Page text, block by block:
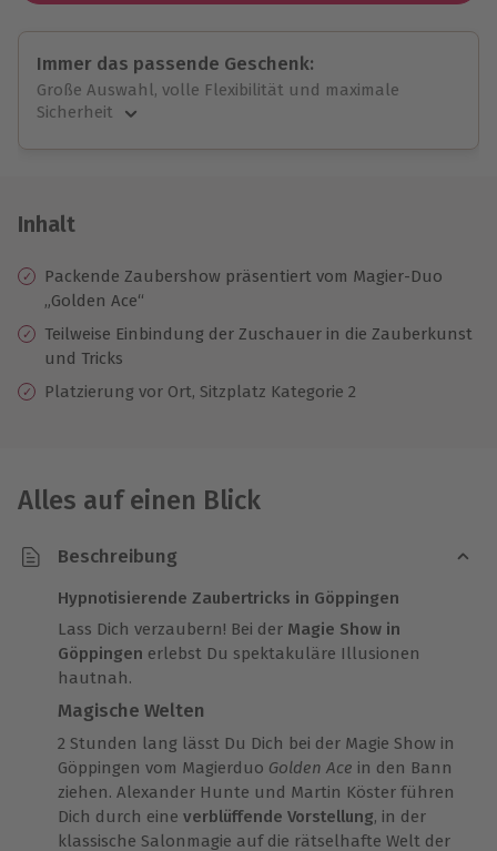
Immer das passende Geschenk:
Große Auswahl, volle Flexibilität und maximale
Sicherheit
Jeder Gutschein für alle Erlebnisse einlösbar.
10 Jahre gültig & verlängerbar.
Inhalt
Packende Zaubershow präsentiert vom Magier-Duo
„Golden Ace“
Teilweise Einbindung der Zuschauer in die Zauberkunst
und Tricks
Platzierung vor Ort, Sitzplatz Kategorie 2
Alles auf einen Blick
Beschreibung
Hypnotisierende Zaubertricks in Göppingen
Lass Dich verzaubern! Bei der Magie Show in
Göppingen erlebst Du spektakuläre Illusionen
hautnah.
Magische Welten
2 Stunden lang lässt Du Dich bei der Magie Show in
Göppingen vom Magierduo Golden Ace in den Bann
ziehen. Alexander Hunte und Martin Köster führen
Dich durch eine verblüffende Vorstellung, in der
klassische Salonmagie auf die rätselhafte Welt der